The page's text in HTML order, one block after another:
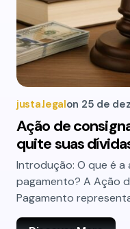
justa.legalon 25 de
Ação de
quite suas
Introdução: O que é
pagamento? A Ação
Pagamento